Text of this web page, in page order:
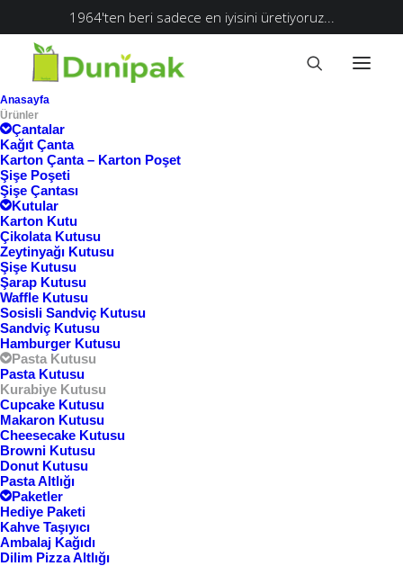
1964'ten beri sadece en iyisini üretiyoruz...
Anasayfa
Ürünler
Çantalar
Kağıt Çanta
Karton Çanta – Karton Poşet
Şişe Poşeti
Şişe Çantası
Kutular
Karton Kutu
Çikolata Kutusu
Zeytinyağı Kutusu
Şişe Kutusu
Şarap Kutusu
Waffle Kutusu
Sosisli Sandviç Kutusu
Sandviç Kutusu
Hamburger Kutusu
Pasta Kutusu
Pasta Kutusu
Kurabiye Kutusu
Cupcake Kutusu
Makaron Kutusu
Cheesecake Kutusu
Browni Kutusu
Donut Kutusu
Pasta Altlığı
Paketler
Hediye Paketi
Kahve Taşıyıcı
Ambalaj Kağıdı
Dilim Pizza Altlığı
Ana Sayfa Kurabiye Kutusu
Kurabiye Kutusu